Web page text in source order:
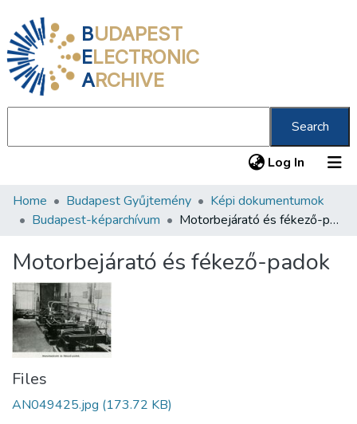
BUDAPEST
ELECTRONIC
ARCHIVE
Search
Log In (current)
Communities & Collections
Statistics
About us
Home Budapest Gyűjtemény
Képi dokumentumok
Budapest-képarchívum
Motorbejárató és fékező-padok
Motorbejárató és fékező-padok
Files
AN049425.jpg (173.72 KB)